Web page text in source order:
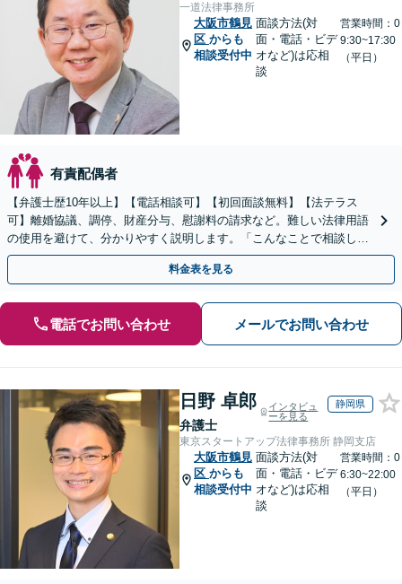
一道法律事務所
大阪市鶴見
区 からも
相談受付中
面談方法(対
面・電話・ビデ
オなど)は応相
談
営業時間：0
9:30~17:30
（平日）
有責配偶者
【弁護士歴10年以上】【電話相談可】【初回面談無料】【法テラス
可】離婚協議、調停、財産分与、慰謝料の請求など。難しい法律用語
の使用を避けて、分かりやすく説明します。「こんなことで相談して
も大丈夫？」と一人で悩まずに、まずはご相談ください
料金表を見る
電話でお問い合わせ メールでお問い合わせ
日野 卓郎
弁護士
インタビュ
ーを見る
静岡県
東京スタートアップ法律事務所 静岡支店
大阪市鶴見
区 からも
相談受付中
面談方法(対
面・電話・ビデ
オなど)は応相
談
営業時間：0
6:30~22:00
（平日）